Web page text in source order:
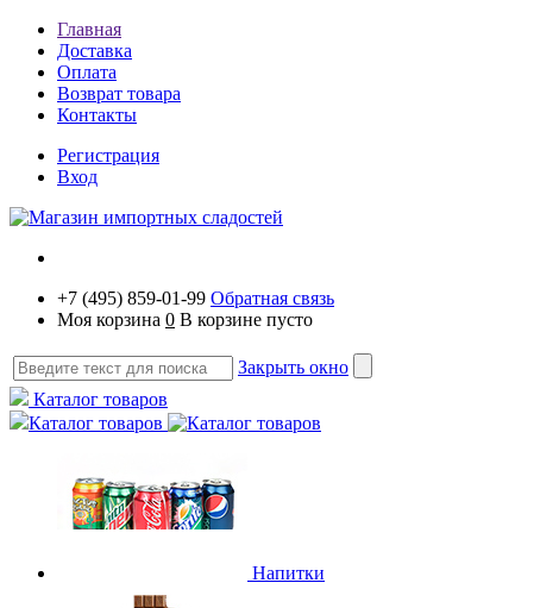
Главная
Доставка
Оплата
Возврат товара
Контакты
Регистрация
Вход
+7 (495) 859-01-99 Обратная связь
Моя корзина 0 В корзине пусто
Закрыть окно
Каталог товаров
Каталог товаров
Напитки